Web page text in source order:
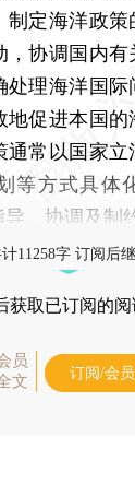
制定海洋政
，协调国内有
处理海洋国
地促进本国的
通常以国家
等方式具体
、协调及制
11258字 订阅后
获取已订阅的
员
文
订阅/会